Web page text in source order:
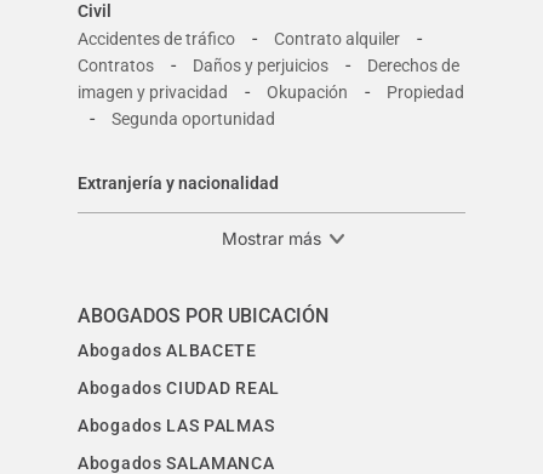
Civil
Accidentes de tráfico
- Contrato alquiler -
Contratos - Daños y perjuicios -
Derechos de
imagen y privacidad
- Okupación - Propiedad
- Segunda oportunidad
Extranjería y nacionalidad
Mostrar más
ABOGADOS POR UBICACIÓN
Abogados ALBACETE
Abogados CIUDAD REAL
Abogados LAS PALMAS
Abogados SALAMANCA